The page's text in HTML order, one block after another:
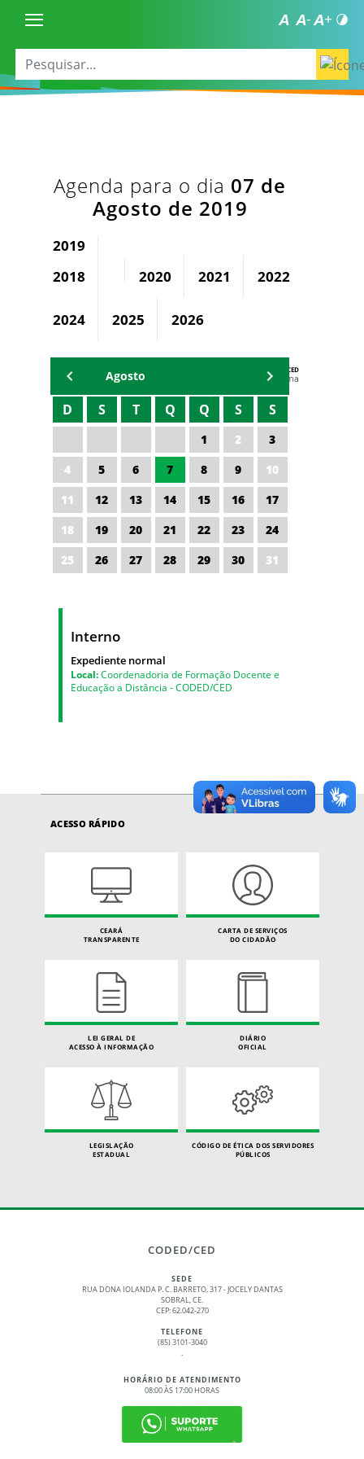
Agenda para o dia 07 de
Agosto de 2019
2019
2018
2020 2021 2022
2024 2025 2026
AGENDA DA CODED/CED
Vagna Lima
Agosto
D S T Q Q S S
1 2
3
4
5 6 7 8 9
10
11
12 13 14 15 16
17
18
19 20 21 22 23
24
25
26 27 28 29 30 31
Interno
Expediente normal
Local:Coordenadoria de Formação Docente e
Educação a Distância - CODED/CED
ACESSO RÁPIDO
CEARÁ
TRANSPARENTE
CARTA DE SERVIÇOS
DO CIDADÃO
LEI GERAL DE
ACESSO À INFORMAÇÃO
DIÁRIO
OFICIAL
LEGISLAÇÃO
ESTADUAL
CÓDIGO DE ÉTICA DOS SERVIDORES
PÚBLICOS
CODED/CED
SEDE
RUA DONA IOLANDA P. C. BARRETO, 317 - JOCELY DANTAS
SOBRAL, CE.
CEP: 62.042-270
TELEFONE
(85) 3101-3040
.
HORÁRIO DE ATENDIMENTO
08:00 ÀS 17:00 HORAS